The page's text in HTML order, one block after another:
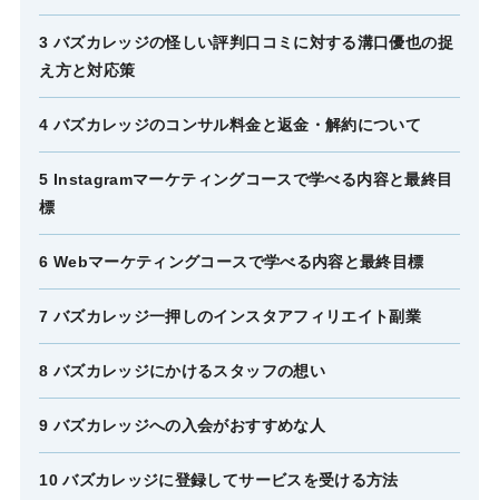
3 バズカレッジの怪しい評判口コミに対する溝口優也の捉
え方と対応策
4 バズカレッジのコンサル料金と返金・解約について
5 Instagramマーケティングコースで学べる内容と最終目
標
6 Webマーケティングコースで学べる内容と最終目標
7 バズカレッジ一押しのインスタアフィリエイト副業
8 バズカレッジにかけるスタッフの想い
9 バズカレッジへの入会がおすすめな人
10 バズカレッジに登録してサービスを受ける方法